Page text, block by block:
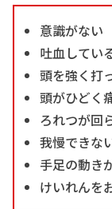
意識がない
吐血してい
頭を強く打
頭がひどく
ろれつが回
我慢できな
手足の動き
けいれんを